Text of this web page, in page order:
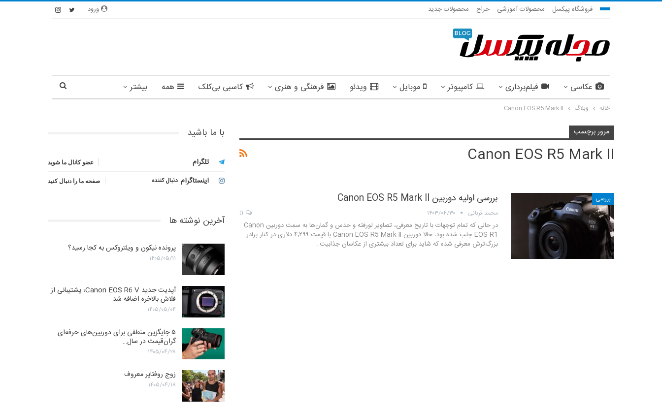
ورود فروشگاه پیکسل محصولات آموزشی حراج محصولات جدید
عکاسی فیلم‌برداری کامپیوتر موبایل ویدئو فرهنگی و هنری کاسبی بی‌کلک همه بیشتر
خانه وبلاگ Canon EOS R5 Mark II
مرور برچسب
Canon EOS R5 Mark II
بررسی بررسی اولیه دوربین Canon EOS R5 Mark II
محمد قربانی ۱۴۰۳/۰۴/۳۰
در حالی که تمام توجهات با تاریخ معرفی، تصاویر لورفته و حدس و گمان‌ها به سمت دوربین Canon
EOS R1 جلب شده بود، حالا دوربین Canon EOS R5 Mark II با قیمت ۴٬۲۹۹ دلاری در کنار برادر
بزرگ‌ترش معرفی شده که شاید برای تعداد بیشتری از عکاسان جذابیت…
با ما باشید
تلگرام عضو کانال ما شوید
اینستاگرام دنبال کننده صفحه ما را دنبال کنید
آخرین نوشته ها
پرونده نیکون و ویلتروکس به کجا رسید؟
۱۴۰۵/۰۵/۱۱
آپدیت جدید Canon EOS R6 V؛ پشتیبانی از
فلاش بالاخره اضافه شد
۱۴۰۵/۰۵/۰۴
۵ جایگزین منطقی برای دوربین‌های حرفه‌ای
گران‌قیمت در سال…
۱۴۰۵/۰۴/۲۸
زوج روفتاپر معروف
۱۴۰۵/۰۴/۱۸